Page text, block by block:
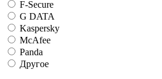
F-Secure
G DATA
Kaspersky
McAfee
Panda
Другое